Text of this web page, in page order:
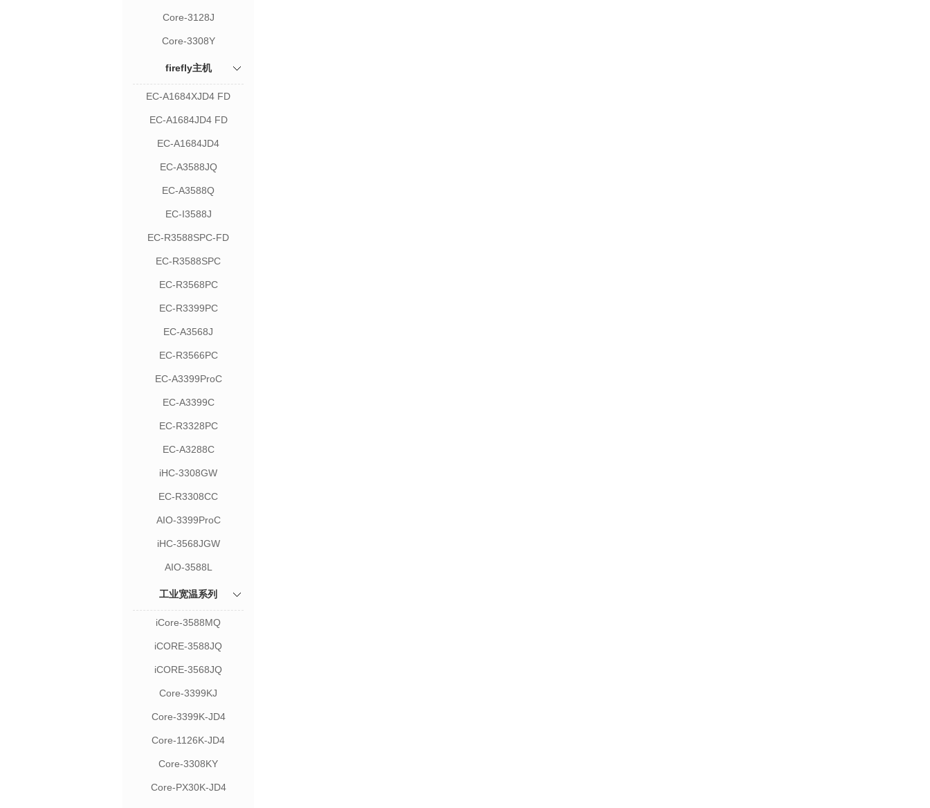
Core-3128J
Core-3308Y
firefly主机
EC-A1684XJD4 FD
EC-A1684JD4 FD
EC-A1684JD4
EC-A3588JQ
EC-A3588Q
EC-I3588J
EC-R3588SPC-FD
EC-R3588SPC
EC-R3568PC
EC-R3399PC
EC-A3568J
EC-R3566PC
EC-A3399ProC
EC-A3399C
EC-R3328PC
EC-A3288C
iHC-3308GW
EC-R3308CC
AIO-3399ProC
iHC-3568JGW
AIO-3588L
工业宽温系列
iCore-3588MQ
iCORE-3588JQ
iCORE-3568JQ
Core-3399KJ
Core-3399K-JD4
Core-1126K-JD4
Core-3308KY
Core-PX30K-JD4